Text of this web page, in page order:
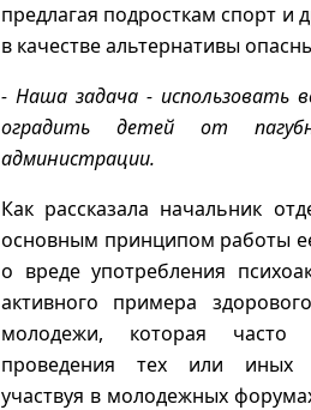
предлагая подросткам спорт и
в качестве альтернативы
- Наша задача - использовать
оградить детей от
администрации.
Как рассказала начальник
основным принципом работы
о вреде употребления
активного примера
молодежи, которая часто
проведения тех или иных
участвуя в молодежных